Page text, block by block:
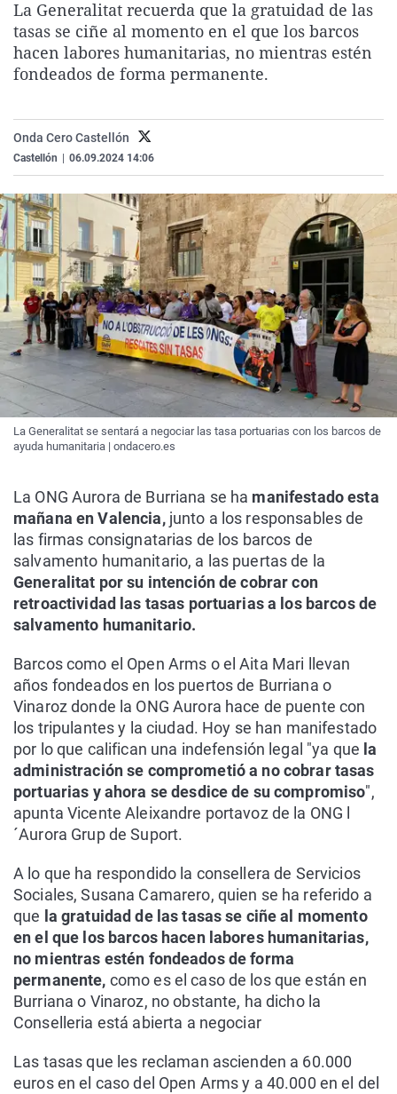
La rosa de los vientos
Gente viajera
Como el perro y el
Caso
Retornados
Equipo de
Extremadura
Galicia
La Rioja
Virales
Televisión
Elecciones
La Generalitat recuerda que la gratuidad de las
tasas se ciñe al momento en el que los barcos
hacen labores humanitarias, no mientras estén
fondeados de forma permanente.
Onda Cero Castellón
Castellón 06.09.2024 14:06
La Generalitat se sentará a negociar las tasa portuarias con los barcos de
ayuda humanitaria | ondacero.es
La ONG Aurora de Burriana se ha manifestado esta
mañana en Valencia, junto a los responsables de
las firmas consignatarias de los barcos de
salvamento humanitario, a las puertas de la
Generalitat por su intención de cobrar con
retroactividad las tasas portuarias a los barcos de
salvamento humanitario.
Barcos como el Open Arms o el Aita Mari llevan
años fondeados en los puertos de Burriana o
Vinaroz donde la ONG Aurora hace de puente con
los tripulantes y la ciudad. Hoy se han manifestado
por lo que califican una indefensión legal "ya que la
administración se comprometió a no cobrar tasas
portuarias y ahora se desdice de su compromiso",
apunta Vicente Aleixandre portavoz de la ONG l
´Aurora Grup de Suport.
A lo que ha respondido la consellera de Servicios
Sociales, Susana Camarero, quien se ha referido a
que la gratuidad de las tasas se ciñe al momento
en el que los barcos hacen labores humanitarias,
no mientras estén fondeados de forma
permanente, como es el caso de los que están en
Burriana o Vinaroz, no obstante, ha dicho la
Conselleria está abierta a negociar
Las tasas que les reclaman ascienden a 60.000
euros en el caso del Open Arms y a 40.000 en el del